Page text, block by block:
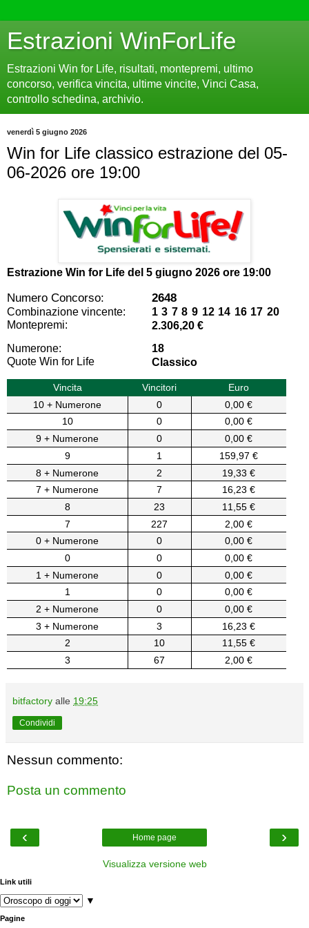
Estrazioni WinForLife
Estrazioni Win for Life, risultati, montepremi, ultimo
concorso, verifica vincita, ultime vincite, Vinci Casa,
controllo schedina, archivio.
venerdì 5 giugno 2026
Win for Life classico estrazione del 05-
06-2026 ore 19:00
Estrazione Win for Life del 5 giugno 2026 ore 19:00
Numero Concorso: 2648
Combinazione vincente:
1 3 7 8 9 12 14 16 17 20
Montepremi:
2.306,20 €
Numerone:
18
Quote Win for Life
Classico
Vincita Vincitori
Euro
10 + Numerone
0
0,00 €
10
0
0,00 €
9 + Numerone
0
0,00 €
9
1
159,97 €
8 + Numerone
2
19,33 €
7 + Numerone
7
16,23 €
8
23
11,55 €
7
227
2,00 €
0 + Numerone
0
0,00 €
0
0
0,00 €
1 + Numerone
0
0,00 €
1
0
0,00 €
2 + Numerone
0
0,00 €
3 + Numerone
3
16,23 €
2
10
11,55 €
3
67 2,00 €
bitfactory alle 19:25
Condividi
Nessun commento:
Posta un commento
‹ ›
Home page
Visualizza versione web
Link utili
▼
Pagine